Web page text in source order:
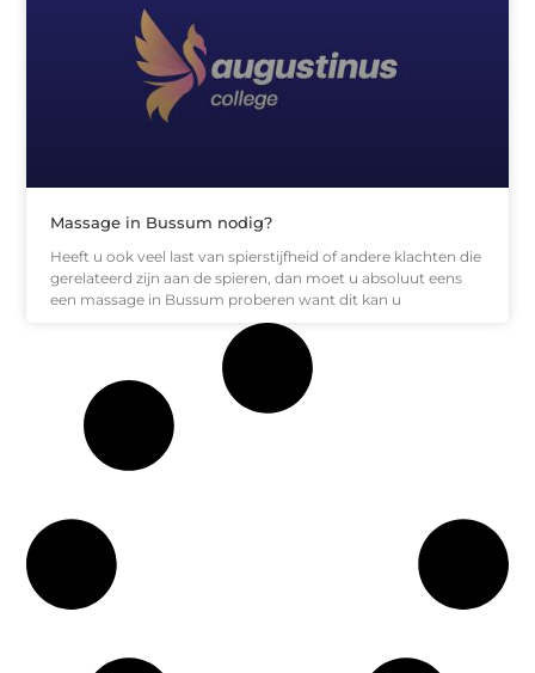
Massage in Bussum nodig?
Heeft u ook veel last van spierstijfheid of andere klachten die
gerelateerd zijn aan de spieren, dan moet u absoluut eens
een massage in Bussum proberen want dit kan u